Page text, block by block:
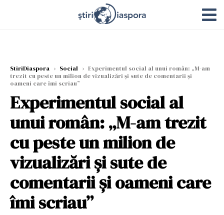
StiriDiaspora › Social › Experimentul social al unui român: „M-am
trezit cu peste un milion de vizualizări şi sute de comentarii şi
oameni care îmi scriau”
Experimentul social al
unui român: „M-am trezit
cu peste un milion de
vizualizări şi sute de
comentarii şi oameni care
îmi scriau”